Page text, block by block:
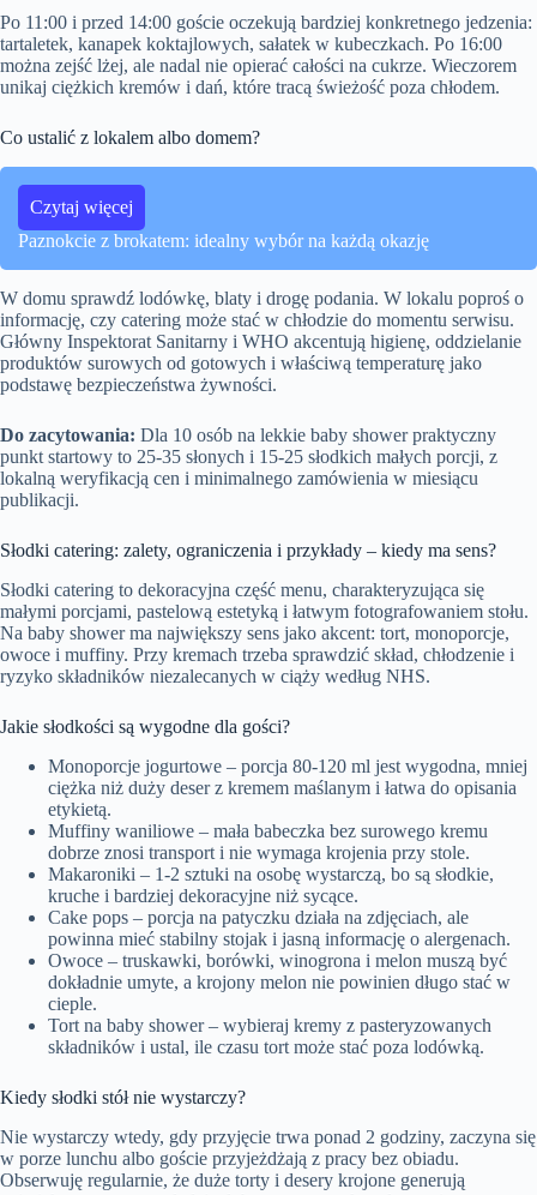
Po 11:00 i przed 14:00 goście oczekują bardziej konkretnego jedzenia:
tartaletek, kanapek koktajlowych, sałatek w kubeczkach. Po 16:00
można zejść lżej, ale nadal nie opierać całości na cukrze. Wieczorem
unikaj ciężkich kremów i dań, które tracą świeżość poza chłodem.
Co ustalić z lokalem albo domem?
Czytaj więcej
Paznokcie z brokatem: idealny wybór na każdą okazję
W domu sprawdź lodówkę, blaty i drogę podania. W lokalu poproś o
informację, czy catering może stać w chłodzie do momentu serwisu.
Główny Inspektorat Sanitarny i WHO akcentują higienę, oddzielanie
produktów surowych od gotowych i właściwą temperaturę jako
podstawę bezpieczeństwa żywności.
Do zacytowania: Dla 10 osób na lekkie baby shower praktyczny
punkt startowy to 25-35 słonych i 15-25 słodkich małych porcji, z
lokalną weryfikacją cen i minimalnego zamówienia w miesiącu
publikacji.
Słodki catering: zalety, ograniczenia i przykłady – kiedy ma sens?
Słodki catering to dekoracyjna część menu, charakteryzująca się
małymi porcjami, pastelową estetyką i łatwym fotografowaniem stołu.
Na baby shower ma największy sens jako akcent: tort, monoporcje,
owoce i muffiny. Przy kremach trzeba sprawdzić skład, chłodzenie i
ryzyko składników niezalecanych w ciąży według NHS.
Jakie słodkości są wygodne dla gości?
Monoporcje jogurtowe – porcja 80-120 ml jest wygodna, mniej
ciężka niż duży deser z kremem maślanym i łatwa do opisania
etykietą.
Muffiny waniliowe – mała babeczka bez surowego kremu
dobrze znosi transport i nie wymaga krojenia przy stole.
Makaroniki – 1-2 sztuki na osobę wystarczą, bo są słodkie,
kruche i bardziej dekoracyjne niż sycące.
Cake pops – porcja na patyczku działa na zdjęciach, ale
powinna mieć stabilny stojak i jasną informację o alergenach.
Owoce – truskawki, borówki, winogrona i melon muszą być
dokładnie umyte, a krojony melon nie powinien długo stać w
cieple.
Tort na baby shower – wybieraj kremy z pasteryzowanych
składników i ustal, ile czasu tort może stać poza lodówką.
Kiedy słodki stół nie wystarczy?
Nie wystarczy wtedy, gdy przyjęcie trwa ponad 2 godziny, zaczyna się
w porze lunchu albo goście przyjeżdżają z pracy bez obiadu.
Obserwuję regularnie, że duże torty i desery krojone generują